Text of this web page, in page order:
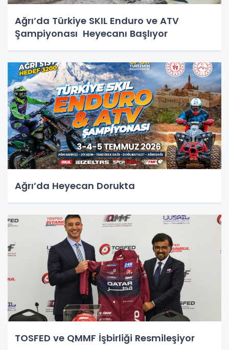
Ağrı’da Türkiye SKIL Enduro ve ATV
Şampiyonası Heyecanı Başlıyor
Ağrı’da Heyecan Dorukta
TOSFED ve QMMF İşbirliği Resmileşiyor